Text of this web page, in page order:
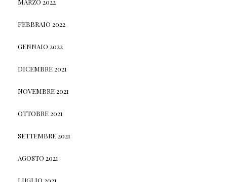
FEBBRAIO 2022
GENNAIO 2022
DICEMBRE 2021
NOVEMBRE 2021
OTTOBRE 2021
SETTEMBRE 2021
AGOSTO 2021
LUGLIO 2021